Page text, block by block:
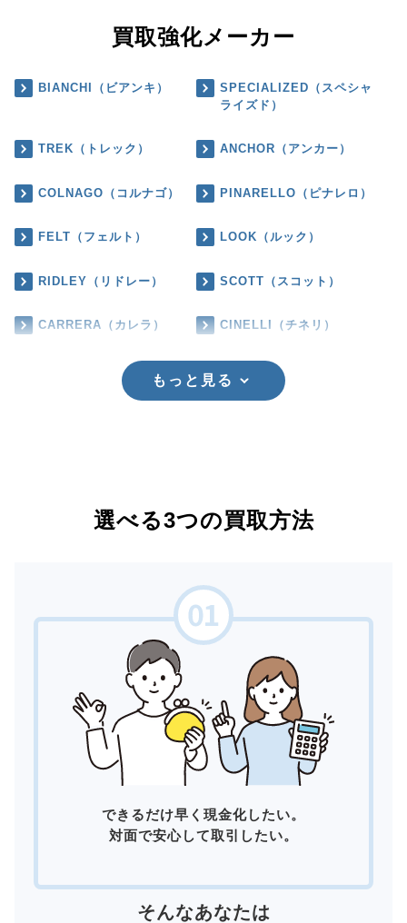
買取強化メーカー
BIANCHI（ビアンキ）
SPECIALIZED（スペシャ
ライズド）
TREK（トレック） ANCHOR（アンカー）
COLNAGO（コルナゴ） PINARELLO（ピナレロ）
FELT（フェルト） LOOK（ルック）
RIDLEY（リドレー） SCOTT（スコット）
CARRERA（カレラ） CINELLI（チネリ）
もっと見る
選べる3つの買取方法
できるだけ早く現金化したい。
対面で安心して取引したい。
そんなあなたは